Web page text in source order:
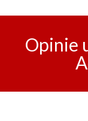
Opinie